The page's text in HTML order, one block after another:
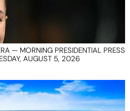
— MORNING PRESIDENTIAL PRESS
AUGUST 5, 2026